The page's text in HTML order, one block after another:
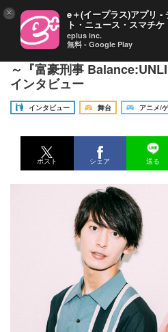
糸川耀士郎・菊池修司「お
～『富豪刑事
インタビュー
インタビュー 舞台
アニメ/
ポスト シェア 送る
× e＋(イープラス)アプリ -
ト・ニュース・スマチケ
eplus inc.
無料 - Google Play